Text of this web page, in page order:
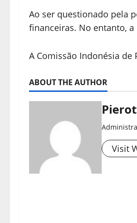
Ao ser questionado pela
financeiras. No entanto,
A Comissão Indonésia de
ABOUT THE AUTHOR
Visit